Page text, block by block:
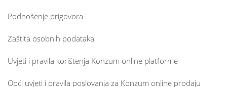
Podnošenje prigovora
Zaštita osobnih podataka
Uvjeti i pravila korištenja Konzum online platforme
Opći uvjeti i pravila poslovanja za Konzum online prodaju